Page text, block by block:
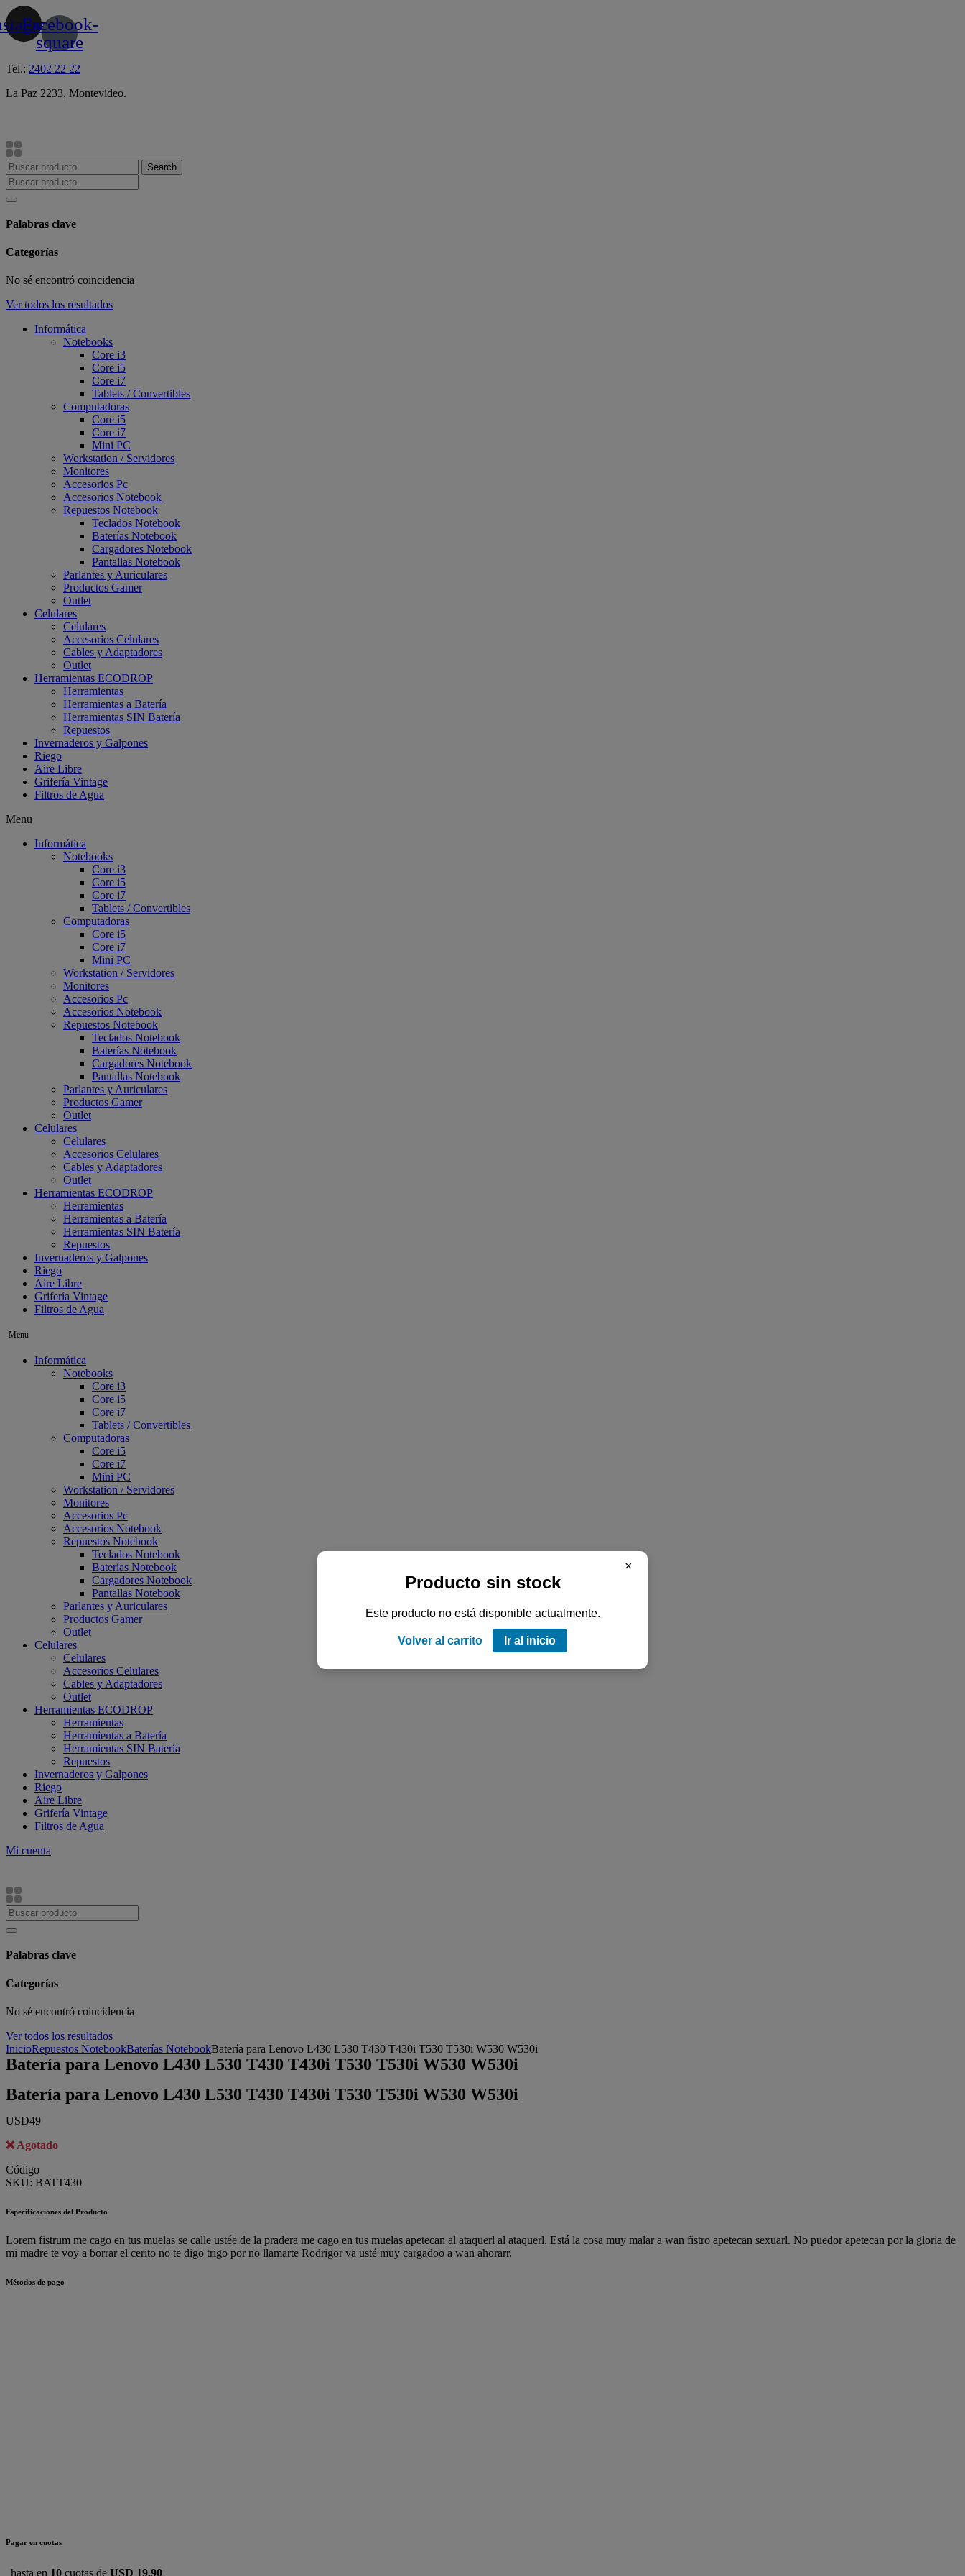
Skip
to
content
Facebook-
square
Tel.: 2402 22 22
La Paz 2233, Montevideo.
Search
Palabras clave
Categorías
No sé encontró coincidencia
Ver todos los resultados
Informática
Notebooks
Core i3
Core i5
Core i7
Tablets / Convertibles
Computadoras
Core i5
Core i7
Mini PC
Workstation / Servidores
Monitores
Accesorios Pc
Accesorios Notebook
Repuestos Notebook
Teclados Notebook
Baterías Notebook
Cargadores Notebook
Pantallas Notebook
Parlantes y Auriculares
Productos Gamer
Outlet
Celulares
Celulares
Accesorios Celulares
Cables y Adaptadores
Outlet
Herramientas ECODROP
Herramientas
Herramientas a Batería
Herramientas SIN Batería
Repuestos
Invernaderos y Galpones
Riego
Aire Libre
Grifería Vintage
Filtros de Agua
Menu
Informática
Notebooks
Core i3
Core i5
Core i7
Tablets / Convertibles
Computadoras
Core i5
Core i7
Mini PC
Workstation / Servidores
Monitores
Accesorios Pc
Accesorios Notebook
Repuestos Notebook
Teclados Notebook
Baterías Notebook
Cargadores Notebook
Pantallas Notebook
Parlantes y Auriculares
Productos Gamer
Outlet
Celulares
Celulares
Accesorios Celulares
Cables y Adaptadores
Outlet
Herramientas ECODROP
Herramientas
Herramientas a Batería
Herramientas SIN Batería
Repuestos
Invernaderos y Galpones
Riego
Aire Libre
Grifería Vintage
Filtros de Agua
Menu
Informática
Notebooks
Core i3
Core i5
Core i7
Tablets / Convertibles
Computadoras
Core i5
Core i7
Mini PC
Workstation / Servidores
Monitores
Accesorios Pc
Accesorios Notebook
Repuestos Notebook
Teclados Notebook
Baterías Notebook
Cargadores Notebook
Pantallas Notebook
Parlantes y Auriculares
Productos Gamer
Outlet
Celulares
Celulares
Accesorios Celulares
Cables y Adaptadores
Outlet
Herramientas ECODROP
Herramientas
Herramientas a Batería
Herramientas SIN Batería
Repuestos
Invernaderos y Galpones
Riego
Aire Libre
Grifería Vintage
Filtros de Agua
Mi cuenta
Palabras clave
Categorías
No sé encontró coincidencia
Ver todos los resultados
InicioRepuestos NotebookBaterías NotebookBatería para Lenovo L430 L530 T430 T430i T530 T530i W530 W530i
Batería para Lenovo L430 L530 T430 T430i T530 T530i W530 W530i
Batería para Lenovo L430 L530 T430 T430i T530 T530i W530 W530i
USD49
Agotado
Código
SKU: BATT430
Especificaciones del Producto
Lorem fistrum me cago en tus muelas se calle ustée de la pradera me cago en tus muelas apetecan al ataquerl al ataquerl. Está la cosa muy malar a wan fistro apetecan sexuarl. No puedor apetecan por la gloria de
mi madre te voy a borrar el cerito no te digo trigo por no llamarte Rodrigor va usté muy cargadoo a wan ahorarr.
Métodos de pago
Pagar en cuotas
hasta en 10 cuotas de USD 19.90
×
Producto sin stock
Este producto no está disponible actualmente.
Volver al carrito Ir al inicio